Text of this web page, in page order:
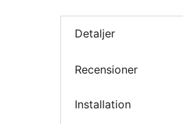
Detaljer
Recensioner
Installation